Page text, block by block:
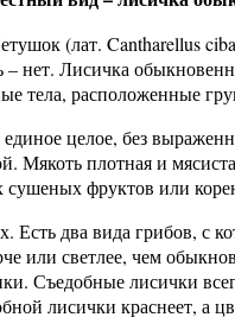
(лат. Cantharellus
– нет. Лисичка
тела, расположенные
целое, без
Мякоть плотная и
сушеных фруктов или
Есть два вида грибов, с
или светлее, чем
Съедобные лисички
лисички краснеет,